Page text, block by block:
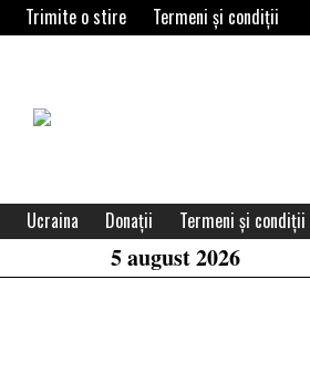
Trimite o stire Termeni și condiții
Header
Area
Ucraina Donații Termeni și condiții
5 august 2026